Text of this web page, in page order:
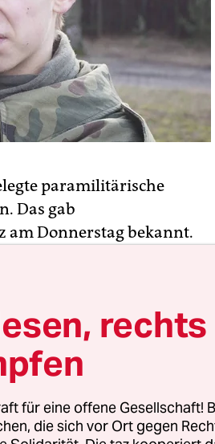
paramilitärische
Das gab
Donnerstag bekannt.
Kommandostruktur der
Spitze seien im April
paramilitärischer
dem auch Paramilitärs
für den Aufbau
rechts
für eine offene Gesellschaft!
die sich vor Ort gegen